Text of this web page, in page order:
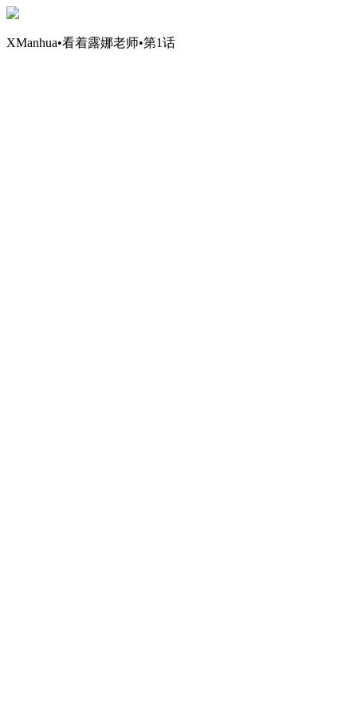
XManhua•看着露娜老师•第1话